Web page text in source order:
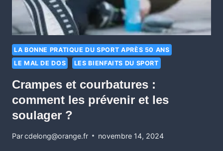
LA BONNE PRATIQUE DU SPORT APRÈS 50 ANS
LE MAL DE DOS
LES BIENFAITS DU SPORT
Crampes et courbatures :
comment les prévenir et les
soulager ?
Parcdelong@orange.fr novembre 14, 2024